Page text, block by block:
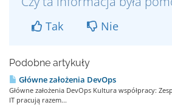
Tak Nie
Podobne artykuły
Główne założenia DevOps
Główne założenia DevOps Kultura współpracy:
IT pracują razem...